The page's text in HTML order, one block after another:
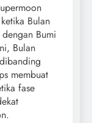
Bulan
Bumi
Bulan
membuat
fase